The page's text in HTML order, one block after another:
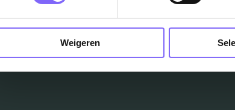
Weigeren